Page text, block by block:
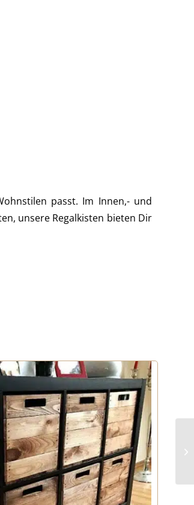
passt. Im Innen,- und
unsere Regalkisten bieten Dir